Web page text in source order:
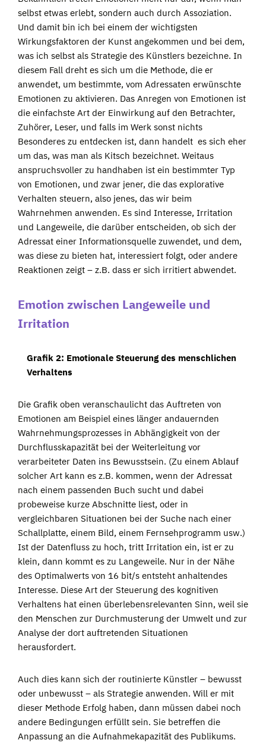
selbst etwas erlebt, sondern auch durch Assoziation.
Und damit bin ich bei einem der wichtigsten
Wirkungsfaktoren der Kunst angekommen und bei dem,
was ich selbst als Strategie des Künstlers bezeichne. In
diesem Fall dreht es sich um die Methode, die er
anwendet, um bestimmte, vom Adressaten erwünschte
Emotionen zu aktivieren. Das Anregen von Emotionen ist
die einfachste Art der Einwirkung auf den Betrachter,
Zuhörer, Leser, und falls im Werk sonst nichts
Besonderes zu entdecken ist, dann handelt es sich eher
um das, was man als Kitsch bezeichnet. Weitaus
anspruchsvoller zu handhaben ist ein bestimmter Typ
von Emotionen, und zwar jener, die das explorative
Verhalten steuern, also jenes, das wir beim
Wahrnehmen anwenden. Es sind Interesse, Irritation
und Langeweile, die darüber entscheiden, ob sich der
Adressat einer Informationsquelle zuwendet, und dem,
was diese zu bieten hat, interessiert folgt, oder andere
Reaktionen zeigt – z.B. dass er sich irritiert abwendet.
Emotion zwischen Langeweile und
Irritation
Grafik 2: Emotionale Steuerung des menschlichen
Verhaltens
Die Grafik oben veranschaulicht das Auftreten von
Emotionen am Beispiel eines länger andauernden
Wahrnehmungsprozesses in Abhängigkeit von der
Durchflusskapazität bei der Weiterleitung vor
verarbeiteter Daten ins Bewusstsein. (Zu einem Ablauf
solcher Art kann es z.B. kommen, wenn der Adressat
nach einem passenden Buch sucht und dabei
probeweise kurze Abschnitte liest, oder in
vergleichbaren Situationen bei der Suche nach einer
Schallplatte, einem Bild, einem Fernsehprogramm usw.)
Ist der Datenfluss zu hoch, tritt Irritation ein, ist er zu
klein, dann kommt es zu Langeweile. Nur in der Nähe
des Optimalwerts von 16 bit/s entsteht anhaltendes
Interesse. Diese Art der Steuerung des kognitiven
Verhaltens hat einen überlebensrelevanten Sinn, weil sie
den Menschen zur Durchmusterung der Umwelt und zur
Analyse der dort auftretenden Situationen
herausfordert.
Auch dies kann sich der routinierte Künstler – bewusst
oder unbewusst – als Strategie anwenden. Will er mit
dieser Methode Erfolg haben, dann müssen dabei noch
andere Bedingungen erfüllt sein. Sie betreffen die
Anpassung an die Aufnahmekapazität des Publikums.